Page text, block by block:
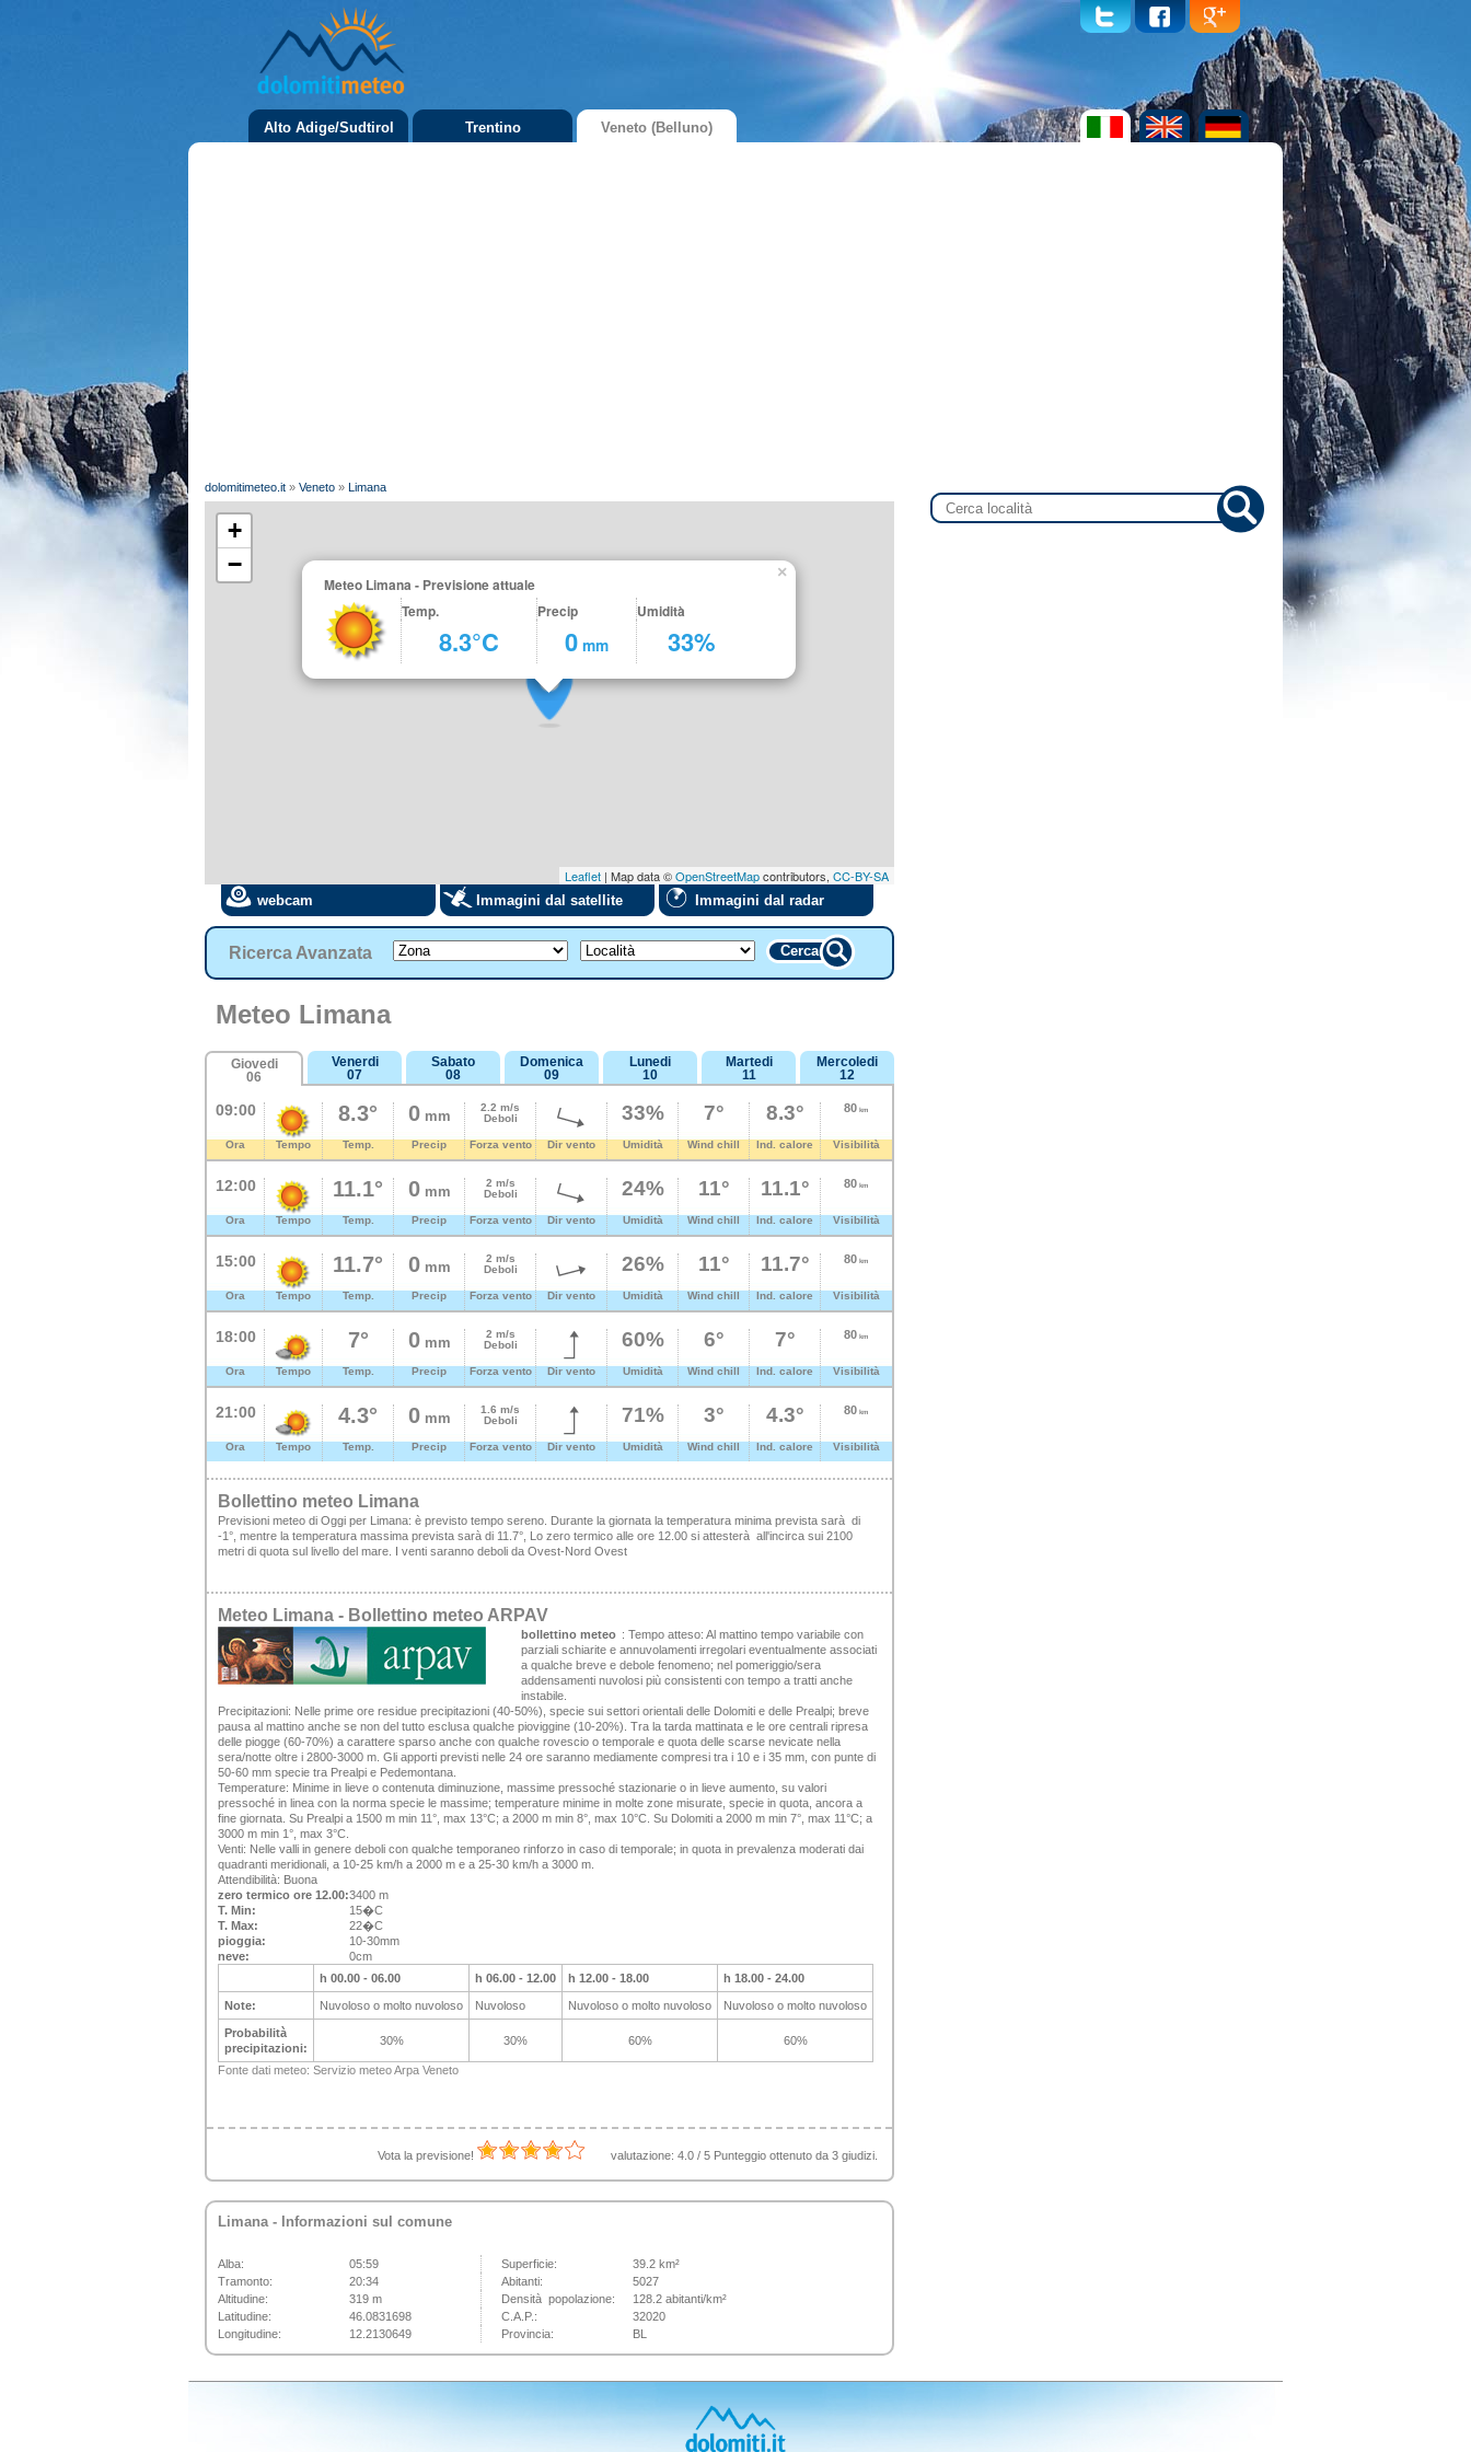
Alto Adige/Sudtirol Trentino Veneto (Belluno)
dolomitimeteo.it » Veneto » Limana
Meteo Limana - Previsione attuale
Temp.
Precip Umidità
8.3°C 0 mm 33%
×
+
−
Leaflet | Map data ©OpenStreetMapcontributors, CC-BY-SA
webcam Immagini dal satellite Immagini dal radar
Ricerca Avanzata Cerca
Meteo Limana
Giovedi
06
Venerdi
07
Sabato
08
Domenica
09
Lunedi
10
Martedi
11
Mercoledi
12
09:00
Ora Tempo
8.3°
Temp.
0mm
Precip
2.2 m/s
Deboli
Forza vento Dir vento
33%
Umidità
7°
Wind chill
8.3°
Ind. calore
80 km
Visibilità
12:00
Ora Tempo
11.1°
Temp.
0mm
Precip
2 m/s
Deboli
Forza vento Dir vento
24%
Umidità
11°
Wind chill
11.1°
Ind. calore
80 km
Visibilità
15:00
Ora Tempo
11.7°
Temp.
0mm
Precip
2 m/s
Deboli
Forza vento Dir vento
26%
Umidità
11°
Wind chill
11.7°
Ind. calore
80 km
Visibilità
18:00
Ora Tempo
7°
Temp.
0mm
Precip
2 m/s
Deboli
Forza vento Dir vento
60%
Umidità
6°
Wind chill
7°
Ind. calore
80 km
Visibilità
21:00
Ora Tempo
4.3°
Temp.
0mm
Precip
1.6 m/s
Deboli
Forza vento Dir vento
71%
Umidità
3°
Wind chill
4.3°
Ind. calore
80 km
Visibilità
Bollettino meteo Limana
Previsioni meteo di Oggi per Limana: è previsto tempo sereno. Durante la giornata la temperatura minima prevista sarà di
-1°, mentre la temperatura massima prevista sarà di 11.7°, Lo zero termico alle ore 12.00 si attesterà all'incirca sui 2100
metri di quota sul livello del mare. I venti saranno deboli da Ovest-Nord Ovest
Meteo Limana - Bollettino meteo ARPAV
bollettino meteo : Tempo atteso: Al mattino tempo variabile con
parziali schiarite e annuvolamenti irregolari eventualmente associati
a qualche breve e debole fenomeno; nel pomeriggio/sera
addensamenti nuvolosi più consistenti con tempo a tratti anche
instabile.
Precipitazioni: Nelle prime ore residue precipitazioni (40-50%), specie sui settori orientali delle Dolomiti e delle Prealpi; breve
pausa al mattino anche se non del tutto esclusa qualche pioviggine (10-20%). Tra la tarda mattinata e le ore centrali ripresa
delle piogge (60-70%) a carattere sparso anche con qualche rovescio o temporale e quota delle scarse nevicate nella
sera/notte oltre i 2800-3000 m. Gli apporti previsti nelle 24 ore saranno mediamente compresi tra i 10 e i 35 mm, con punte di
50-60 mm specie tra Prealpi e Pedemontana.
Temperature: Minime in lieve o contenuta diminuzione, massime pressoché stazionarie o in lieve aumento, su valori
pressoché in linea con la norma specie le massime; temperature minime in molte zone misurate, specie in quota, ancora a
fine giornata. Su Prealpi a 1500 m min 11°, max 13°C; a 2000 m min 8°, max 10°C. Su Dolomiti a 2000 m min 7°, max 11°C; a
3000 m min 1°, max 3°C.
Venti: Nelle valli in genere deboli con qualche temporaneo rinforzo in caso di temporale; in quota in prevalenza moderati dai
quadranti meridionali, a 10-25 km/h a 2000 m e a 25-30 km/h a 3000 m.
Attendibilità: Buona
zero termico ore 12.00:3400 m
T. Min:
15�C
T. Max:
22�C
pioggia:
10-30mm
neve:
0cm
h 00.00 - 06.00
h 06.00 - 12.00 h 12.00 - 18.00 h 18.00 - 24.00
Note: Nuvoloso o molto nuvoloso Nuvoloso Nuvoloso o molto nuvoloso Nuvoloso o molto nuvoloso
Probabilità
precipitazioni:
30% 30% 60% 60%
Fonte dati meteo: Servizio meteo Arpa Veneto
Vota la previsione! valutazione:4.0 /5 Punteggio ottenuto da3 giudizi.
Limana- Informazioni sul comune
Alba: 05:59 Superficie:
39.2 km²
Tramonto:
20:34 Abitanti:
5027
Altitudine:
319 m Densità popolazione:
128.2 abitanti/km²
Latitudine:
46.0831698 C.A.P.:
32020
Longitudine:
12.2130649 Provincia: BL